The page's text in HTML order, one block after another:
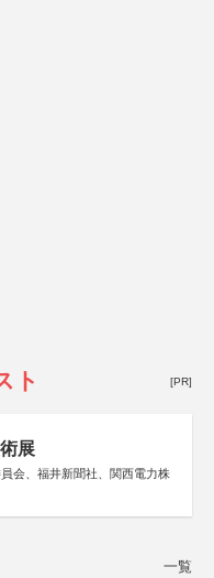
ト [PR]
展
会、福井新聞社、関西電力株
一覧